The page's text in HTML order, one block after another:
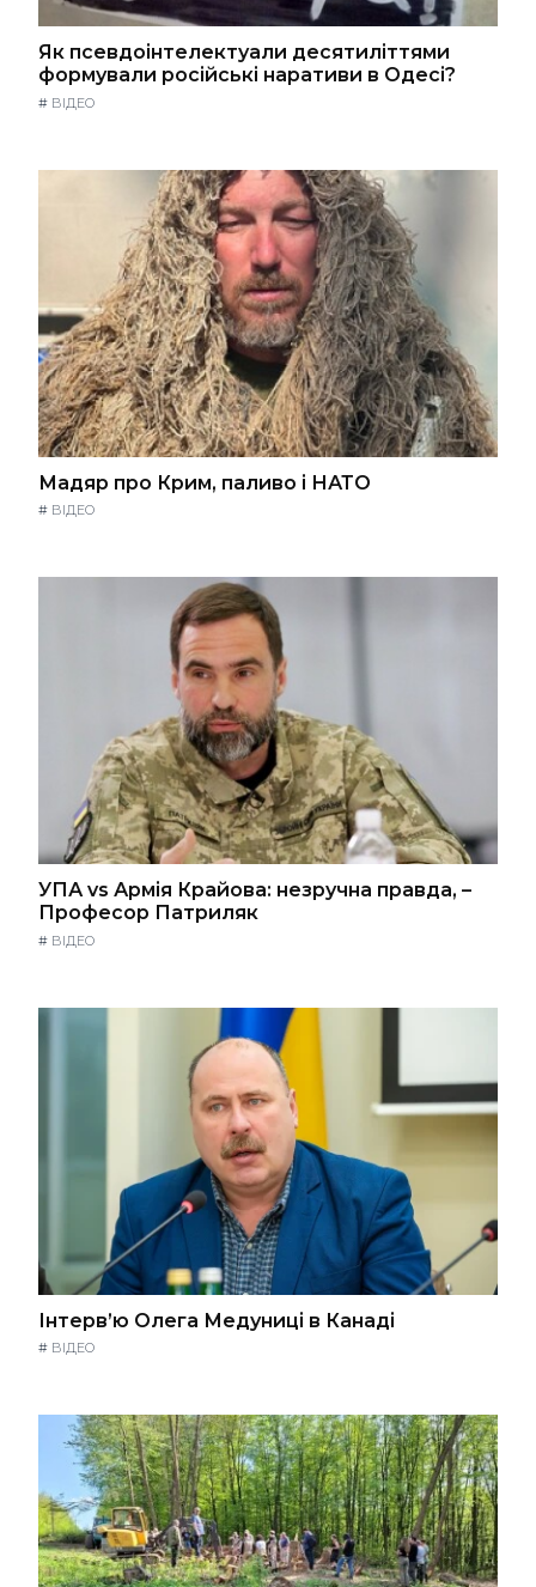
Як псевдоінтелектуали десятиліттями
формували російські наративи в Одесі?
# ВІДЕО
Мадяр про Крим, паливо і НАТО
# ВІДЕО
УПА vs Армія Крайова: незручна правда, –
Професор Патриляк
# ВІДЕО
Інтерв’ю Олега Медуниці в Канаді
# ВІДЕО